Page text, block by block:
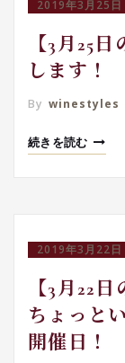
2019年3月25日
【3月25
します！
By winestyles
続きを読む
2019年3月22日
【3月22
ちょっと
開催日！